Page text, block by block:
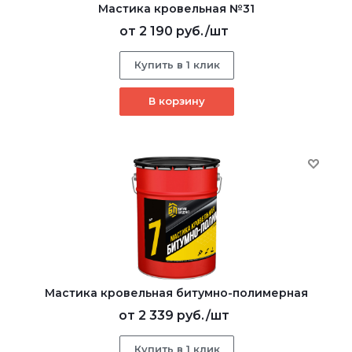
Мастика кровельная №31
от 2 190 руб./шт
Купить в 1 клик
В корзину
Мастика кровельная битумно-полимерная
от 2 339 руб./шт
Купить в 1 клик